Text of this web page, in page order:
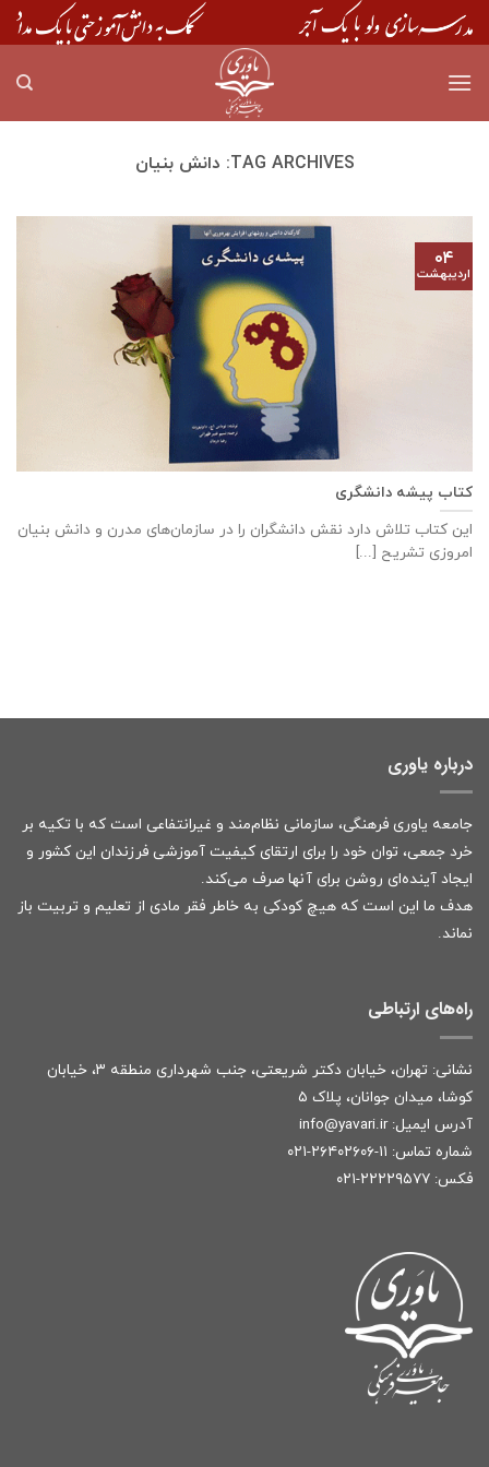
Skip
to
TAG ARCHIVES: دانش بنیان
کتاب پیشه دانشگری
این کتاب تلاش دارد نقش دانشگران را در سازمان‌های مدرن و دانش بنیان
امروزی تشریح [...]
۰۴
اردیبهشت
درباره یاوری
جامعه یاوری فرهنگی، سازمانی نظام‌مند و غیرانتفاعی است که با تکیه بر
خرد جمعی، توان خود را برای ارتقای کیفیت آموزشی فرزندان این کشور و
ایجاد آینده‌ای روشن برای آنها صرف می‌کند.
هدف ما این است که هیچ کودکی به خاطر فقر مادی از تعلیم و تربیت باز
نماند.
راه‌های ارتباطی
نشانی: تهران، خیابان دکتر شریعتی، جنب شهرداری منطقه ۳، خیابان
کوشا، میدان جوانان، پلاک ۵
آدرس ایمیل: info@yavari.ir
شماره تماس: ۱۱-۲۶۴۰۲۶۰۶-۰۲۱
فکس: ۲۲۲۲۹۵۷۷-۰۲۱